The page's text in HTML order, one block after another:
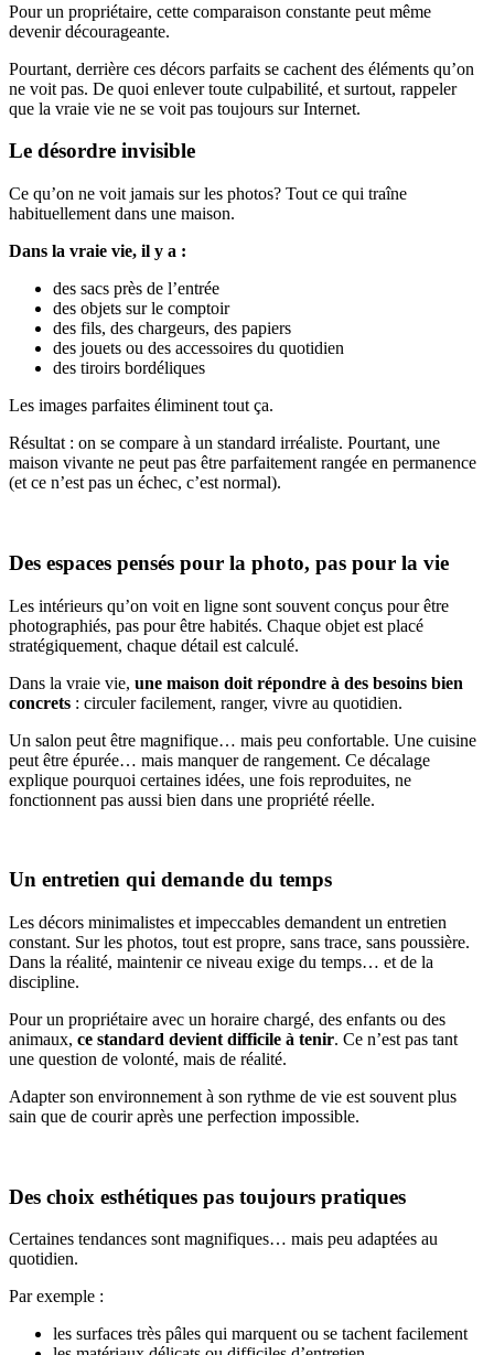
Pour un propriétaire, cette comparaison constante peut même
devenir décourageante.
Pourtant, derrière ces décors parfaits se cachent des éléments qu’on
ne voit pas. De quoi enlever toute culpabilité, et surtout, rappeler
que la vraie vie ne se voit pas toujours sur Internet.
Le désordre invisible
Ce qu’on ne voit jamais sur les photos? Tout ce qui traîne
habituellement dans une maison.
Dans la vraie vie, il y a :
des sacs près de l’entrée
des objets sur le comptoir
des fils, des chargeurs, des papiers
des jouets ou des accessoires du quotidien
des tiroirs bordéliques
Les images parfaites éliminent tout ça.
Résultat : on se compare à un standard irréaliste. Pourtant, une
maison vivante ne peut pas être parfaitement rangée en permanence
(et ce n’est pas un échec, c’est normal).
Des espaces pensés pour la photo, pas pour la vie
Les intérieurs qu’on voit en ligne sont souvent conçus pour être
photographiés, pas pour être habités. Chaque objet est placé
stratégiquement, chaque détail est calculé.
Dans la vraie vie, une maison doit répondre à des besoins bien
concrets : circuler facilement, ranger, vivre au quotidien.
Un salon peut être magnifique… mais peu confortable. Une cuisine
peut être épurée… mais manquer de rangement. Ce décalage
explique pourquoi certaines idées, une fois reproduites, ne
fonctionnent pas aussi bien dans une propriété réelle.
Un entretien qui demande du temps
Les décors minimalistes et impeccables demandent un entretien
constant. Sur les photos, tout est propre, sans trace, sans poussière.
Dans la réalité, maintenir ce niveau exige du temps… et de la
discipline.
Pour un propriétaire avec un horaire chargé, des enfants ou des
animaux, ce standard devient difficile à tenir. Ce n’est pas tant
une question de volonté, mais de réalité.
Adapter son environnement à son rythme de vie est souvent plus
sain que de courir après une perfection impossible.
Des choix esthétiques pas toujours pratiques
Certaines tendances sont magnifiques… mais peu adaptées au
quotidien.
Par exemple :
les surfaces très pâles qui marquent ou se tachent facilement